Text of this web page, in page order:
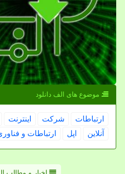
موضوع های الف دانلود
ارتباطات شركت اینترنت
آنلاین
اپل ارتباطات و